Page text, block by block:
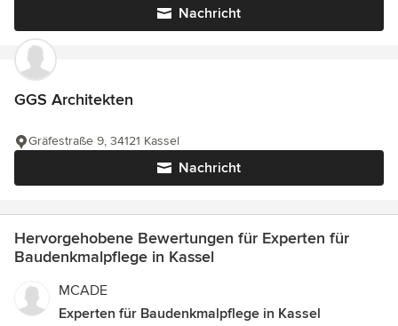
Nachricht
GGS Architekten
Nachricht
Gräfestraße 9, 34121 Kassel
Hervorgehobene Bewertungen für Experten für
Baudenkmalpflege in Kassel
MCADE
Experten für Baudenkmalpflege in Kassel